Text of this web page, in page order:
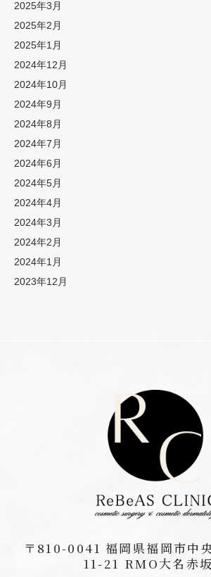
2025年3月
2025年2月
2025年1月
2024年12月
2024年10月
2024年9月
2024年8月
2024年7月
2024年6月
2024年5月
2024年4月
2024年3月
2024年2月
2024年1月
2023年12月
〒810-0041 福岡県福岡市中
11-21 RMO大名赤